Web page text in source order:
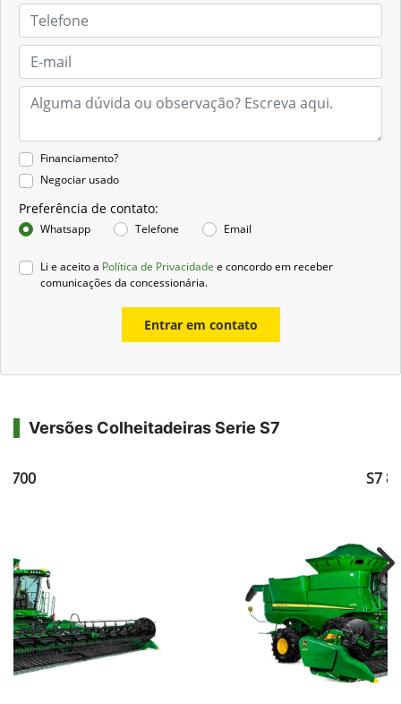
Financiamento?
Negociar usado
Preferência de contato:
Whatsapp Telefone Email
Li e aceito a Política de Privacidade e concordo em receber
comunicações da concessionária.
Entrar em contato
Versões Colheitadeiras Serie S7
700 S7